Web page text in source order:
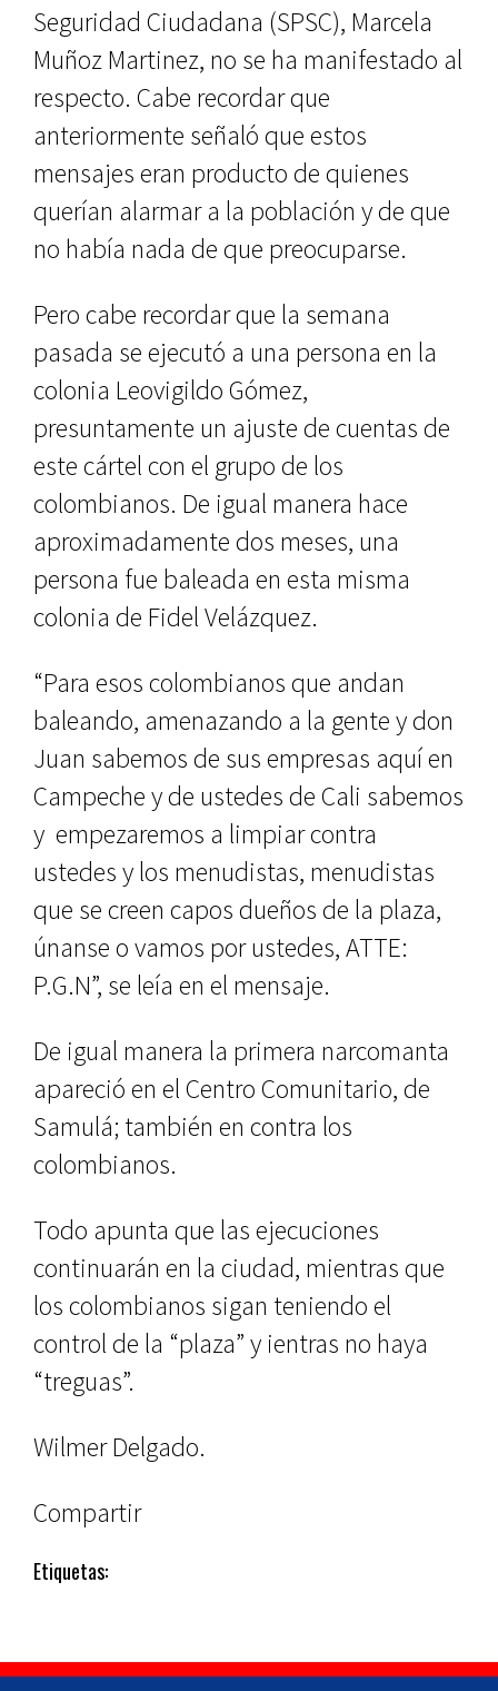
Seguridad Ciudadana (SPSC), Marcela
Muñoz Martinez, no se ha manifestado al
respecto. Cabe recordar que
anteriormente señaló que estos
mensajes eran producto de quienes
querían alarmar a la población y de que
no había nada de que preocuparse.
Pero cabe recordar que la semana
pasada se ejecutó a una persona en la
colonia Leovigildo Gómez,
presuntamente un ajuste de cuentas de
este cártel con el grupo de los
colombianos. De igual manera hace
aproximadamente dos meses, una
persona fue baleada en esta misma
colonia de Fidel Velázquez.
“Para esos colombianos que andan
baleando, amenazando a la gente y don
Juan sabemos de sus empresas aquí en
Campeche y de ustedes de Cali sabemos
y empezaremos a limpiar contra
ustedes y los menudistas, menudistas
que se creen capos dueños de la plaza,
únanse o vamos por ustedes, ATTE:
P.G.N”, se leía en el mensaje.
De igual manera la primera narcomanta
apareció en el Centro Comunitario, de
Samulá; también en contra los
colombianos.
Todo apunta que las ejecuciones
continuarán en la ciudad, mientras que
los colombianos sigan teniendo el
control de la “plaza” y ientras no haya
“treguas”.
Wilmer Delgado.
Compartir
Etiquetas: